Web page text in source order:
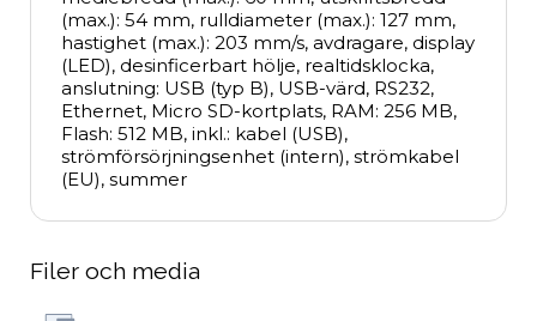
(max.): 54 mm, rulldiameter (max.): 127 mm,
hastighet (max.): 203 mm/s, avdragare, display
(LED), desinficerbart hölje, realtidsklocka,
anslutning: USB (typ B), USB-värd, RS232,
Ethernet, Micro SD-kortplats, RAM: 256 MB,
Flash: 512 MB, inkl.: kabel (USB),
strömförsörjningsenhet (intern), strömkabel
(EU), summer
Filer och media